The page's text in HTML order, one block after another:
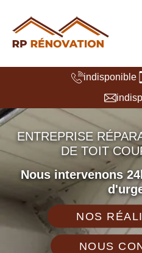
indisponible
ENTREPRISE
DE TOIT
Nous intervenons
NOS
NOUS